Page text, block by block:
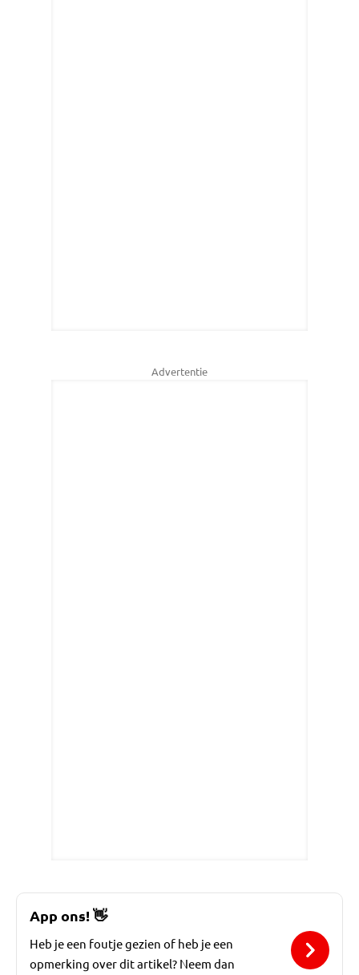
Advertentie
App ons!👋
Heb je een foutje gezien of heb je een
opmerking over dit artikel? Neem dan